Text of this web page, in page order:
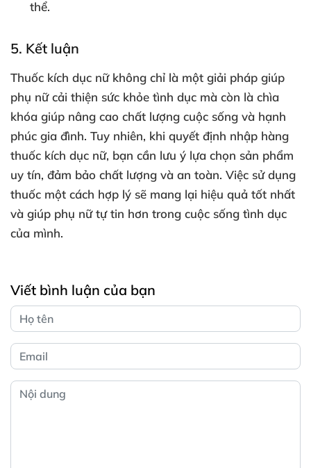
thể.
5. Kết luận
Thuốc kích dục nữ không chỉ là một giải pháp giúp
phụ nữ cải thiện sức khỏe tình dục mà còn là chìa
khóa giúp nâng cao chất lượng cuộc sống và hạnh
phúc gia đình. Tuy nhiên, khi quyết định nhập hàng
thuốc kích dục nữ, bạn cần lưu ý lựa chọn sản phẩm
uy tín, đảm bảo chất lượng và an toàn. Việc sử dụng
thuốc một cách hợp lý sẽ mang lại hiệu quả tốt nhất
và giúp phụ nữ tự tin hơn trong cuộc sống tình dục
của mình.
Viết bình luận của bạn